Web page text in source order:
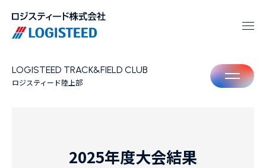
LOGISTEED TRACK&FIELD CLUB
ロジスティード陸上部
2025年度大会結果